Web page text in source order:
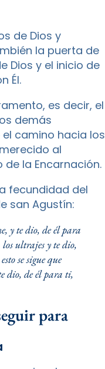
de Dios y
la puerta de
Dios y el inicio de
Él.
es decir, el
demás
camino hacia los
al
de la Encarnación.
fecundidad del
san Agustín:
y te dio, de él para
ultrajes y te dio,
se sigue que
dio, de él para ti,
para